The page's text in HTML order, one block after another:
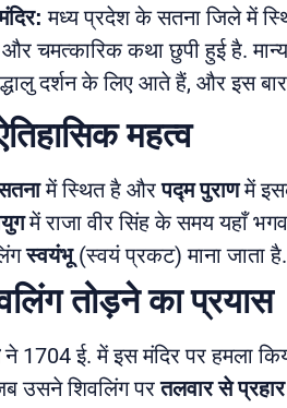
मध्य प्रदेश के सतना जिले में
चमत्कारिक कथा छुपी हुई है.
दर्शन के लिए आते हैं, और इस
महत्व
में स्थित है औरपद्म पुराणमें
में राजा वीर सिंह के समय यहाँ
स्वयंभू(स्वयं प्रकट) माना जाता है.
तोड़ने का प्रयास
ने 1704 ई. में इस मंदिर पर हमला
उसने शिवलिंग परतलवार से